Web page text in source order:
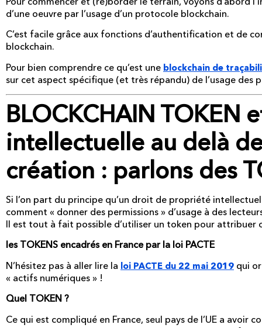
d’une oeuvre par l’usage d’un protocole blockchain.
C’est facile grâce aux fonctions d’authentification et de
blockchain.
Pour bien comprendre ce qu’est une blockchain de
sur cet aspect spécifique (et très répandu) de l’usage des
BLOCKCHAIN TOKEN
intellectuelle au delà
création : parlons des
Si l’on part du principe qu’un droit de propriété
comment « donner des permissions » d’usage à des
Il est tout à fait possible d’utiliser un token pour attribuer
les TOKENS encadrés en France par la loi PACTE
N’hésitez pas à aller lire la loi PACTE du 22 mai 2019 qui
« actifs numériques » !
Quel TOKEN ?
Ce qui est compliqué en France, seul pays de l’UE a avoir